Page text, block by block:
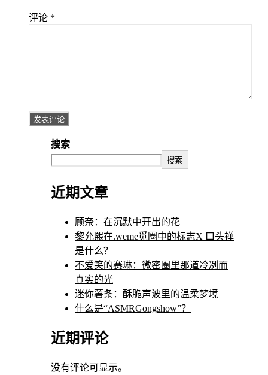
评论 *
搜索
搜索
近期文章
顾奈：在沉默中开出的花
黎允熙在.weme觅圈中的标志X 口头禅
是什么？
不爱笑的赛琳：微密圈里那道冷冽而
真实的光
迷你薯条：酥脆声波里的温柔梦境
什么是“ASMRGongshow”？
近期评论
没有评论可显示。